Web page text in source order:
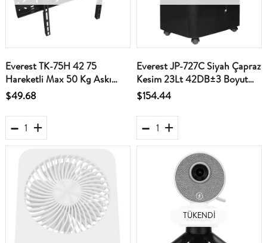
Everest TK-75H 42 75
Hareketli Max 50 Kg Askı
Aparatı
$49.68
Everest JP-727C Siyah Çapraz
Kesim 23Lt 42DB±3 Boyut
37.7-28.2-54 Siyah Sessiz
$154.44
TÜKENDI